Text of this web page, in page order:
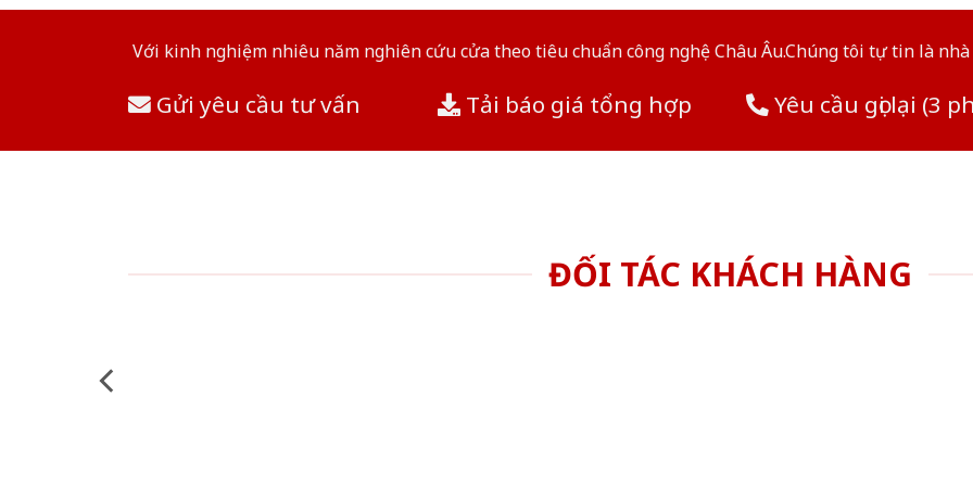
Với kinh nghiệm nhiêu năm nghiên cứu cửa theo tiêu chuẩn công nghệ Châu Âu.Chúng tôi tự tin là
Gửi yêu cầu tư vấn Tải báo giá tổng hợp Yêu cầu gọi lại (3
ĐỐI TÁC KHÁCH HÀNG